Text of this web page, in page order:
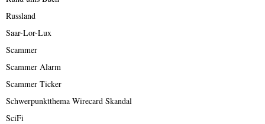
Russland
Saar-Lor-Lux
Scammer
Scammer Alarm
Scammer Ticker
Schwerpunktthema Wirecard Skandal
SciFi